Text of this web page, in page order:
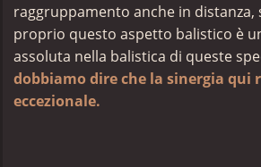
raggruppamento anche in distanza,
proprio questo aspetto balistico è
assoluta nella balistica di queste
dobbiamo dire che la sinergia qui
eccezionale.